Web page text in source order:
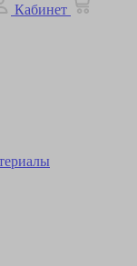
Кабинет